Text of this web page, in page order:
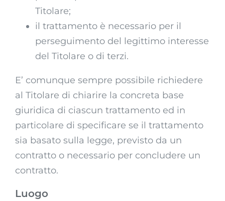
Titolare;
il trattamento è necessario per il
perseguimento del legittimo interesse
del Titolare o di terzi.
E’ comunque sempre possibile richiedere
al Titolare di chiarire la concreta base
giuridica di ciascun trattamento ed in
particolare di specificare se il trattamento
sia basato sulla legge, previsto da un
contratto o necessario per concludere un
contratto.
Luogo